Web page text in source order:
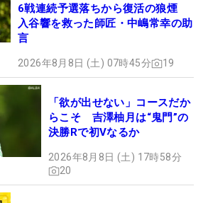
6戦連続予選落ちから復活の狼煙
入谷響を救った師匠・中嶋常幸の助
言
2026年8月8日 (土) 07時45分 19
「欲が出せない」コースだか
らこそ 吉澤柚月は“鬼門”の
決勝Rで初Vなるか
2026年8月8日 (土) 17時58分
20